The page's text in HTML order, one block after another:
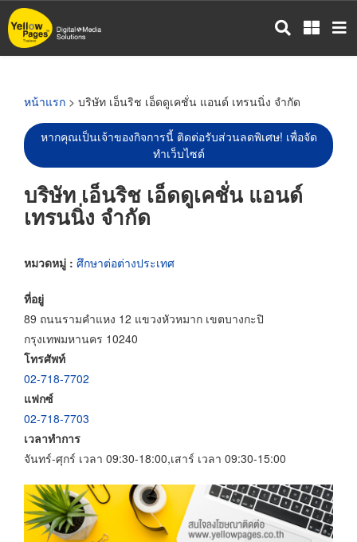
ข้าม
ไป
หน้าแรก > บริษัท เอ็นริช เอ็ดดูเคชั่น แอนด์ เทรนนิ่ง จำกัด
หากคุณเป็นเจ้าของกิจการนี้ ติดต่อรับส่วนลดพิเศษ! เพื่อจัด
ทำเว็บไซต์
บริษัท เอ็นริช เอ็ดดูเคชั่น แอนด์
เทรนนิ่ง จำกัด
หมวดหมู่ : ศึกษาต่อต่างประเทศ
ที่อยู่
89 ถนนรามคำแหง 12 แขวงหัวหมาก เขตบางกะปิ
กรุงเทพมหานคร 10240
โทรศัพท์
02-718-7702
แฟกซ์
02-718-7703
เวลาทำการ
จันทร์-ศุกร์ เวลา 09:30-18:00,เสาร์ เวลา 09:30-15:00